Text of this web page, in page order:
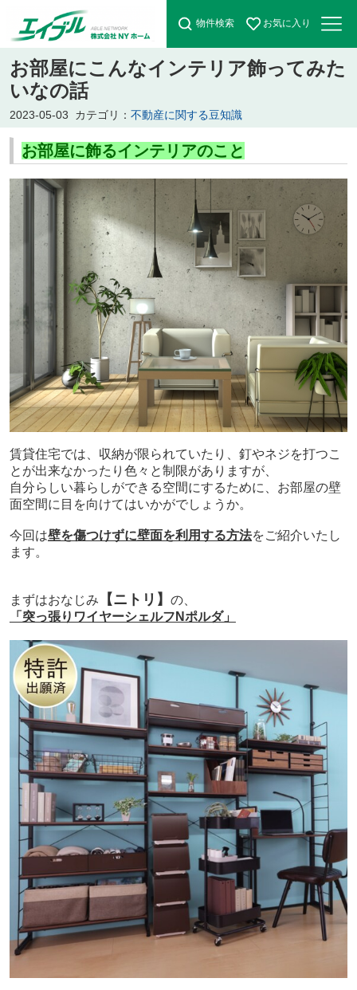
物件検索 お気に入り
お部屋にこんなインテリア飾ってみた
いなの話
2023-05-03 カテゴリ： 不動産に関する豆知識
お部屋に飾るインテリアのこと
賃貸住宅では、収納が限られていたり、釘やネジを打つこ
とが出来なかったり 色々と制限がありますが、
自分らしい暮らしができる空間にするために、 お部屋の壁
面空間に目を向けてはいかがでしょうか。
今回は壁を傷つけずに壁面を利用する方法をご紹介いたし
ます。
まずはおなじみ 【ニトリ】 の、
「突っ張りワイヤーシェルフNポルダ」